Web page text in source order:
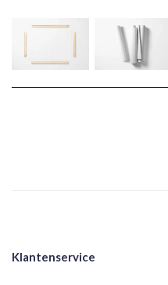
Klantenservice